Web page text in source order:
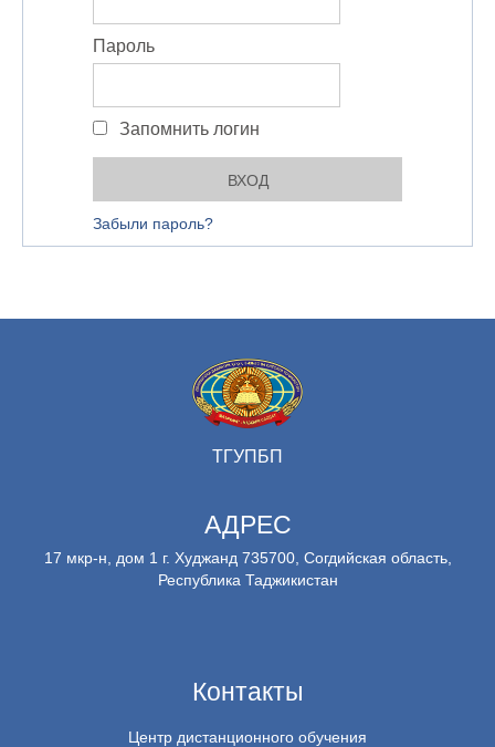
Пароль
Запомнить логин
Забыли пароль?
ТГУПБП
АДРЕС
17 мкр-н, дом 1 г. Худжанд 735700, Согдийская область,
Республика Таджикистан
Контакты
Центр дистанционного обучения